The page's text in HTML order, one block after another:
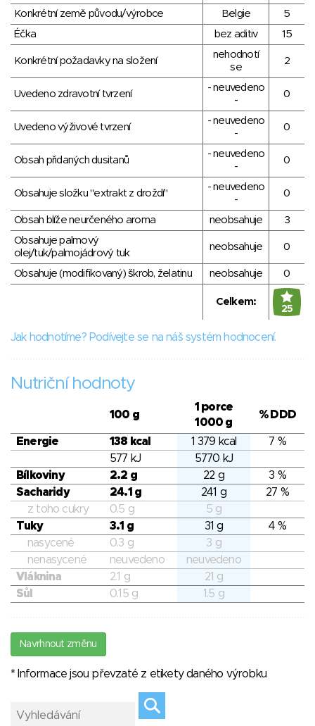
Konkrétní země původu/výrobce
Belgie
5
Éčka
bez aditiv 15
Konkrétní požadavky na složení
nehodnotí
se
2
Uvedeno zdravotní tvrzení
- neuvedeno
-
0
Uvedeno výživové tvrzení
- neuvedeno
-
0
Obsah přidaných dusitanů
- neuvedeno
-
0
Obsahuje složku "extrakt z droždí"
- neuvedeno
-
0
Obsah blíže neurčeného aroma neobsahuje
3
Obsahuje palmový
olej/tuk/palmojádrový tuk
neobsahuje 0
Obsahuje (modifikovaný) škrob, želatinu neobsahuje 0
Celkem:
25
Jak hodnotíme? Podívejte se na náš systém hodnocení.
Nutriční hodnoty
100 g
1 porce
1000 g
% DDD
Energie 138 kcal 1 379 kcal
7 %
577 kJ
5770 kJ
Bílkoviny
2.2 g 22 g
3 %
Sacharidy
24.1 g 241 g
27 %
z toho cukry
0.5 g
5 g
Tuky
3.1 g 31 g
4 %
nasycené
0.3 g
3 g
nenasycené
neuvedeno
neuvedeno
Vláknina
2.1 g
21 g
Sůl
0.15 g 1.5 g
Navrhnout změnu
* Informace jsou převzaté z etikety daného výrobku